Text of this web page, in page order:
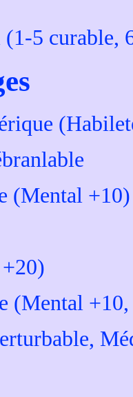
5 curable,
(Mental +10)
(Mental